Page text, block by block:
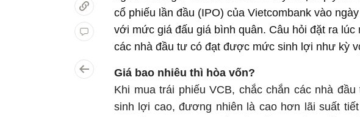
cổ phiếu lần đầu (IPO) của Vietcombank vào
với mức giá đấu giá bình quân. Câu hỏi đặt ra
các nhà đầu tư có đạt được mức sinh lợi như kỳ
Giá bao nhiêu thì hòa vốn?
Khi mua trái phiếu VCB, chắc chắn các nhà
sinh lợi cao, đương nhiên là cao hơn lãi suất